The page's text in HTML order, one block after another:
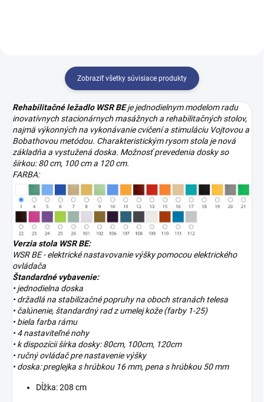
Zobraziť všetky súvisiace produkty
Rehabilitačné ležadlo WSR BEje jednodielnym modelom radu
inovatívnych stacionárnych masážnych a rehabilitačných stolov,
najmä výkonných na vykonávanie cvičení a stimuláciu Vojtovou a
Bobathovou metódou. Charakteristickým rysom stola je nová
základňa a vystužená doska. Možnosť prevedenia dosky so
šírkou: 80 cm, 100 cm a 120 cm.
FARBA:
Verzia stola WSR BE:
WSR BE - elektrické nastavovanie výšky pomocou elektrického
ovládača
Štandardné vybavenie:
• jednodielna doska
• držadlá na stabilizačné popruhy na oboch stranách telesa
• čalúnenie, štandardný rad z umelej kože (farby 1-25)
• biela farba rámu
• 4 nastaviteľné nohy
• k dispozícii šírka dosky: 80cm, 100cm, 120cm
• ručný ovládač pre nastavenie výšky
• doska: preglejka s hrúbkou 16 mm, pena s hrúbkou 50 mm
Dĺžka: 208 cm